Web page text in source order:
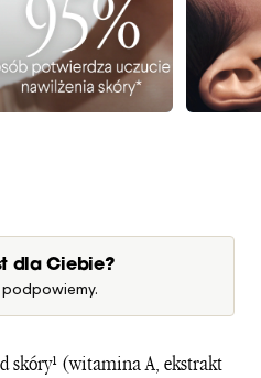
dla Ciebie?
podpowiemy.
skóry¹ (witamina A, ekstrakt